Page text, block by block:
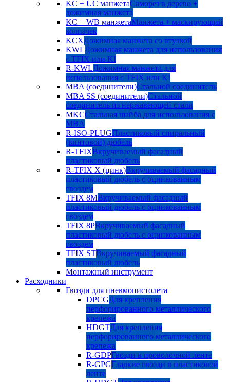
KC + UC манжетаСаморез в дерево +
дожимная манжета
KC + WB манжетаМанжета + маскирующий
колпачек
KCXДожимная манжета со втулкой
KWLДожимная манжета для использования
с TFIX или KI
R-KWLДожимная манжета для
использования с TFIX или KI
MBA (соединители)Стальной соединитель
MBA SS (соединители)Стальной
соединитель из нержавеющей стали
MKCСтальная шайба для использования с
MBA
R-ISO-PLUGПластиковый спиральный
(винтовой) дюбель
R-TFIXВкручиваемый фасадный
пластиковый дюбель
R-TFIX X (цинк)Вкручиваемый фасадный
пластиковый дюбель с оцинкованным
гвоздем
TFIX 8MВкручиваемый фасадный
пластиковый дюбель с оцинкованным
гвоздем
TFIX 8PВкручиваемый фасадный
пластиковый дюбель с оцинкованным
гвоздем
TFIX STВкручиваемый фасадный
пластиковый дюбель
Монтажный инструмент
Расходники
Гвозди для пневмопистолета
DPCGДля крепления
перфорированного металлического
крепежа
HDGTДля крепления
перфорированного металлического
крепежа
R-GDPГвозди в проволочной ленте
R-GPGГладкие гвозди в пластиковой
ленте